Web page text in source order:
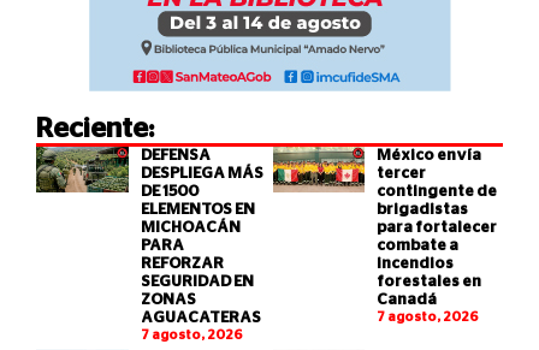
Reciente:
DEFENSA
DESPLIEGA MÁS
DE 1500
ELEMENTOS EN
MICHOACÁN
PARA
REFORZAR
SEGURIDAD EN
ZONAS
AGUACATERAS
7 agosto, 2026
México envía
tercer
contingente de
brigadistas
para fortalecer
combate a
incendios
forestales en
Canadá
7 agosto, 2026